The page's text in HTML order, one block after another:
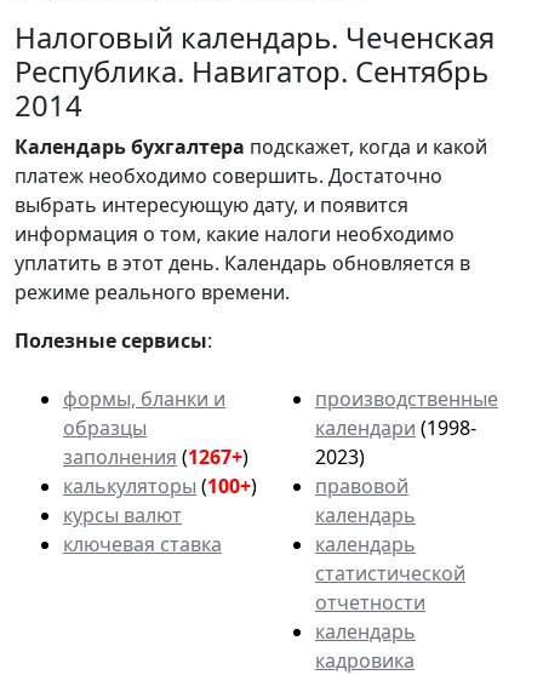
Налоговый календарь. Чеченская
Республика. Навигатор. Сентябрь
2014
Календарьбухгалтера подскажет, когда и какой
платеж необходимо совершить. Достаточно
выбрать интересующую дату, и появится
информация о том, какие налоги необходимо
уплатить в этот день. Календарь обновляется в
режиме реального времени.
Полезные сервисы:
формы, бланки и
образцы
заполнения (1267+)
калькуляторы (100+)
курсы валют
ключевая ставка
производственные
календари (1998-
2023)
правовой
календарь
календарь
статистической
отчетности
календарь
кадровика